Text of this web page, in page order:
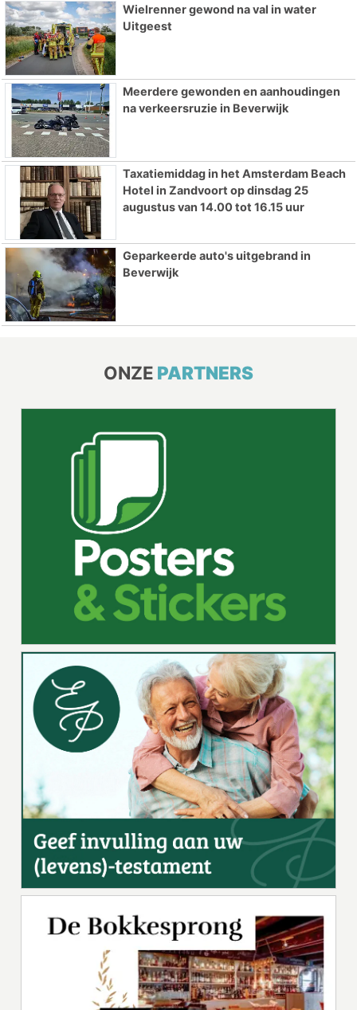
Wielrenner gewond na val in water
Uitgeest
Meerdere gewonden en aanhoudingen
na verkeersruzie in Beverwijk
Taxatiemiddag in het Amsterdam Beach
Hotel in Zandvoort op dinsdag 25
augustus van 14.00 tot 16.15 uur
Geparkeerde auto's uitgebrand in
Beverwijk
ONZE PARTNERS